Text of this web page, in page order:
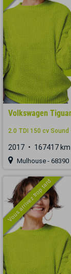
Volkswagen
2.0 TDI 150 cv
2017 167417 km
Mulhouse - 68390
Vous arrivez trop tard